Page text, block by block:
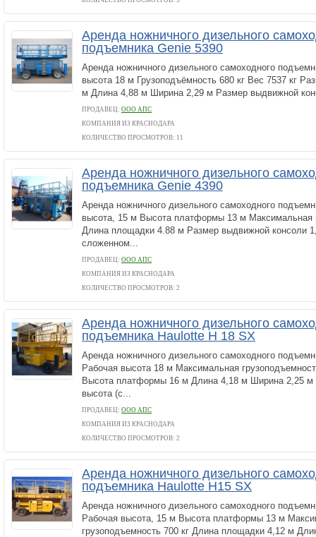
Аренда ножничного дизельного
подъемника Genie 5390
Аренда ножничного дизельного самоходного
высота 18 м Грузоподъёмность 680 кг Вес 7537 кг
м Длина 4,88 м Ширина 2,29 м Размер выдвижной
ПРОДАВЕЦ: ООО АПС
КОМПАНИЯ ИЗ КРАСНОДАРА
КОЛИЧЕСТВО ПРОСМОТРОВ: 11
Аренда ножничного дизельного
подъемника Genie 4390
Аренда ножничного дизельного самоходного
высота, 15 м Высота платформы 13 м Максимальная
Длина площадки 4.88 м Размер выдвижной консоли
сложенном...
ПРОДАВЕЦ: ООО АПС
КОМПАНИЯ ИЗ КРАСНОДАРА
КОЛИЧЕСТВО ПРОСМОТРОВ: 2
Аренда ножничного дизельного
подъемника Haulotte H 18 SX
Аренда ножничного дизельного самоходного
Рабочая высота 18 м Максимальная
Высота платформы 16 м Длина 4,18 м Ширина 2,25 м
высота (с...
ПРОДАВЕЦ: ООО АПС
КОМПАНИЯ ИЗ КРАСНОДАРА
КОЛИЧЕСТВО ПРОСМОТРОВ: 2
Аренда ножничного дизельного
подъемника Haulotte H15 SX
Аренда ножничного дизельного самоходного
Рабочая высота, 15 м Высота платформы 13 м
грузоподъемность 700 кг Длина площадки 4,12 м